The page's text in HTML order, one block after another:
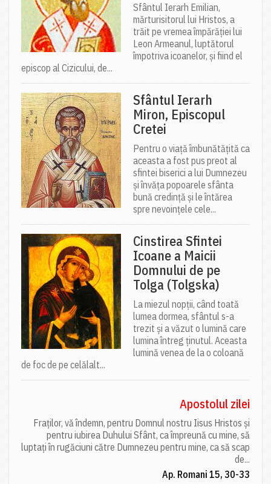
Sfântul Ierarh Emilian,
mărturisitorul lui Hristos, a
trăit pe vremea împărăției lui
Leon Armeanul, luptătorul
împotriva icoanelor, și fiind el
episcop al Cizicului, de...
Sfântul Ierarh
Miron, Episcopul
Cretei
Pentru o viață îmbunătățită ca
aceasta a fost pus preot al
sfintei biserici a lui Dumnezeu
și învăța popoarele sfânta
bună credință și le întărea
spre nevoințele cele...
Cinstirea Sfintei
Icoane a Maicii
Domnului de pe
Tolga (Tolgska)
La miezul nopții, când toată
lumea dormea, sfântul s-a
trezit și a văzut o lumină care
lumina întreg ținutul. Aceasta
lumină venea de la o coloană
de foc de pe celălalt...
Apostolul zilei
Fraților, vă îndemn, pentru Domnul nostru Iisus Hristos și
pentru iubirea Duhului Sfânt, ca împreună cu mine, să
luptați în rugăciuni către Dumnezeu pentru mine, ca să scap
de...
Ap. Romani 15, 30-33